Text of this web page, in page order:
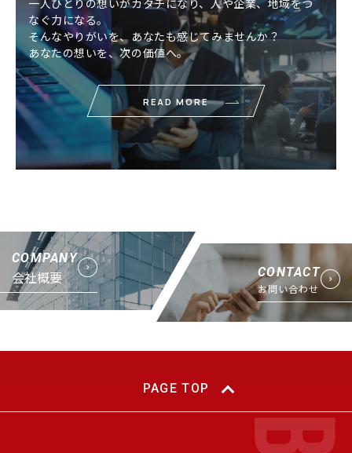
なぐ力になる。
そんなやりがいを、あなたも感じてみませんか？
あなたの想いを、次の価値へ。
READ MORE
COMPANY
会社概要 CONTACT
お問い合わせ
PAGE TOP